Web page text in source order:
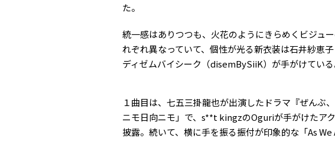
た。
統一感はありつつも、火花のようにきらめくビジュ
れぞれ異なっていて、個性が光る新衣装は石井紗恵
ディゼムバイシーク（disemBySiiK）が手がけている
１曲目は、七五三掛龍也が出演したドラマ『ぜんぶ
ニモ日向ニモ」で、s**t kingzのOguriが手がけたア
披露。続いて、横に手を振る振付が印象的な「As